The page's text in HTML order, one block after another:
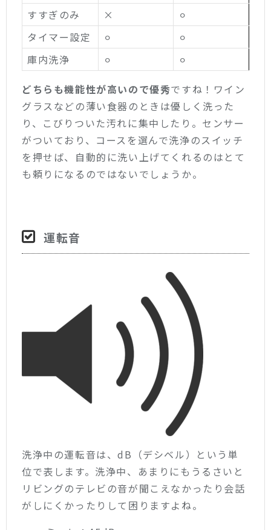
すすぎのみ ×
⚪︎
タイマー設定
⚪︎
⚪︎
庫内洗浄
⚪︎ ⚪︎
どちらも機能性が高いので優秀ですね！ワイン
グラスなどの薄い食器のときは優しく洗った
り、こびりついた汚れに集中したり。センサー
がついており、コースを選んで洗浄のスイッチ
を押せば、自動的に洗い上げてくれるのはとて
も頼りになるのではないでしょうか。
運転音
洗浄中の運転音は、dB（デシベル）という単
位で表します。洗浄中、あまりにもうるさいと
リビングのテレビの音が聞こえなかったり会話
がしにくかったりして困りますよね。